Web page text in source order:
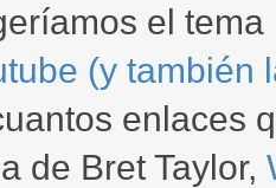
el
(y también
enlaces
de Bret Taylor,